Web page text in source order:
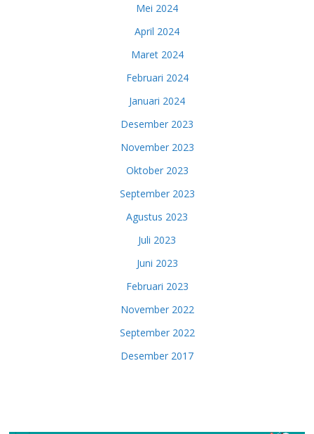
Mei 2024
April 2024
Maret 2024
Februari 2024
Januari 2024
Desember 2023
November 2023
Oktober 2023
September 2023
Agustus 2023
Juli 2023
Juni 2023
Februari 2023
November 2022
September 2022
Desember 2017